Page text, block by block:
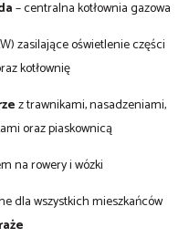
– centralna kotłownia gazowa
zasilające oświetlenie części
kotłownię
z trawnikami, nasadzeniami,
oraz piaskownicą
na rowery i wózki
dla wszystkich mieszkańców